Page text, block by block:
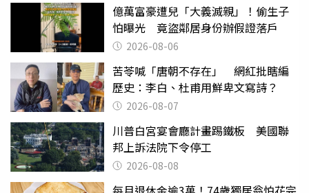
億萬富豪遭兒「大義滅親」！偷生子
怕曝光 竟盜鄰居身份辦假證落戶
2026-08-06
苦苓喊「唐朝不存在」 網紅批瞎編
歷史：李白、杜甫用鮮卑文寫詩？
2026-08-07
川普白宮宴會廳計畫踢鐵板 美國聯
邦上訴法院下令停工
2026-08-08